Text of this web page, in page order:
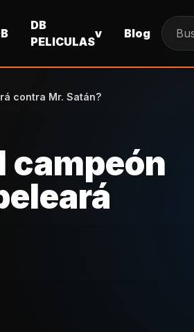
DB
PELICULAS
v Blog
contra Mr. Satán?
campeón